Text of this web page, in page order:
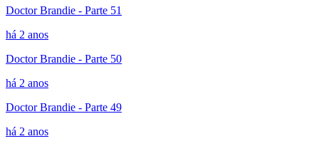
Doctor Brandie - Parte 51
há 2 anos
Doctor Brandie - Parte 50
há 2 anos
Doctor Brandie - Parte 49
há 2 anos